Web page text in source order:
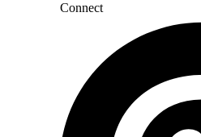
Connect